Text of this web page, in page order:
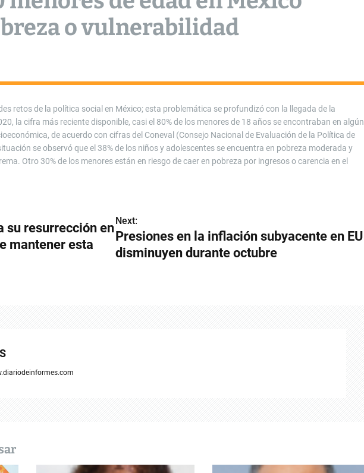
o vulnerabilidad
retos de la política social en México; esta problemática se profundizó con la llegada de la
la cifra más reciente disponible, casi el 80% de los menores de 18 años se encontraban en algún
de acuerdo con cifras del Coneval (Consejo Nacional de Evaluación de la Política de
se observó que el 38% de los niños y adolescentes se encuentra en pobreza moderada y
Otro 30% de los menores están en riesgo de caer en pobreza por ingresos o carencia en el
su resurrección en
mantener esta
Next:
Presiones en la inflación subyacente en EU
disminuyen durante octubre